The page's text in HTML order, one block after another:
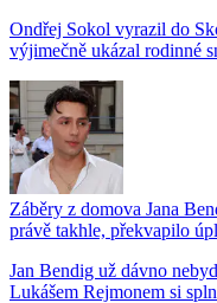
Ondřej Sokol vyrazil do
výjimečně ukázal rodinné
Záběry z domova Jana
právě takhle, překvapilo
Jan Bendig už dávno
Lukášem Rejmonem si